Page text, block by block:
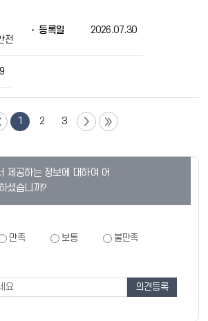
전
등록일 2026.07.30
1 2 3
제공하는 정보에 대하여 어
셨습니까?
만족 보통
불만족